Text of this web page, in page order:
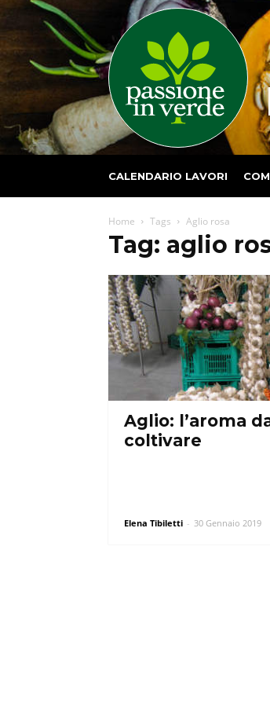
in
CALENDARIO LAVORI
Home Tags Aglio rosa
Tag: aglio
Aglio: l’aroma
coltivare
Elena Tibiletti - 30 Gennaio 2019